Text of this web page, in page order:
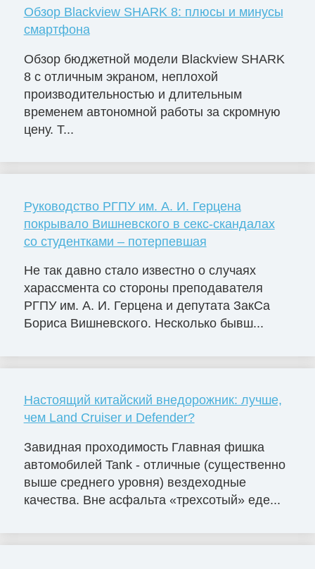
Обзор Blackview SHARK 8: плюсы и минусы
смартфона
Обзор бюджетной модели Blackview SHARK
8 с отличным экраном, неплохой
производительностью и длительным
временем автономной работы за скромную
цену. Т...
Руководство РГПУ им. А. И. Герцена
покрывало Вишневского в секс-скандалах
со студентками – потерпевшая
Не так давно стало известно о случаях
харассмента со стороны преподавателя
РГПУ им. А. И. Герцена и депутата ЗакСа
Бориса Вишневского. Несколько бывш...
Настоящий китайский внедорожник: лучше,
чем Land Cruiser и Defender?
Завидная проходимость Главная фишка
автомобилей Tank - отличные (существенно
выше среднего уровня) вездеходные
качества. Вне асфальта «трехсотый» еде...